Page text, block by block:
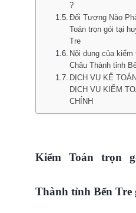
?
Đối Tượng Nào
Toán trọn gói tại
Tre
Nội dung của
Châu Thành tỉnh
DỊCH VỤ KẾ
DỊCH VỤ KIỂM
CHÍNH
Kiểm Toán trọn
Thành tỉnh Bến Tre